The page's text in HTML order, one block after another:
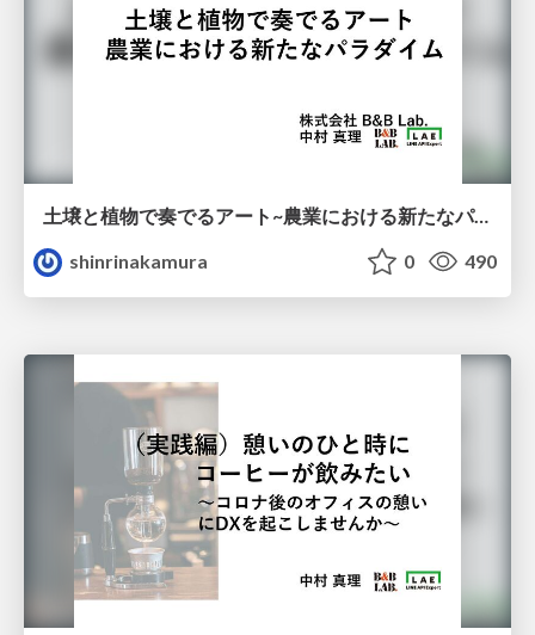
土壌と植物で奏でるアート~農業における新たなパラダイム~
shinrinakamura
0 490